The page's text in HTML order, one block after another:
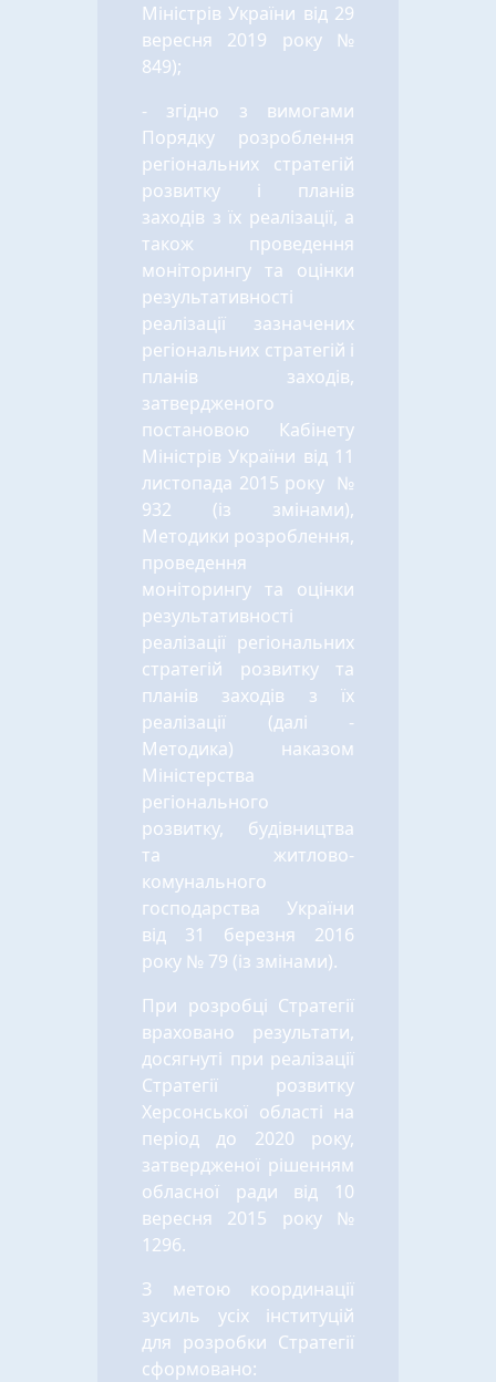
Міністрів України від 29
вересня 2019 року №
849);
- згідно з вимогами
Порядку розроблення
регіональних стратегій
розвитку і планів
заходів з їх реалізації, а
також проведення
моніторингу та оцінки
результативності
реалізації зазначених
регіональних стратегій і
планів заходів,
затвердженого
постановою Кабінету
Міністрів України від 11
листопада 2015 року №
932 (із змінами),
Методики розроблення,
проведення
моніторингу та оцінки
результативності
реалізації регіональних
стратегій розвитку та
планів заходів з їх
реалізації (далі -
Методика) наказом
Міністерства
регіонального
розвитку, будівництва
та житлово-
комунального
господарства України
від 31 березня 2016
року № 79 (із змінами).
При розробці Стратегії
враховано результати,
досягнуті при реалізації
Стратегії розвитку
Херсонської області на
період до 2020 року,
затвердженої рішенням
обласної ради від 10
вересня 2015 року №
1296.
З метою координації
зусиль усіх інституцій
для розробки Стратегії
сформовано: